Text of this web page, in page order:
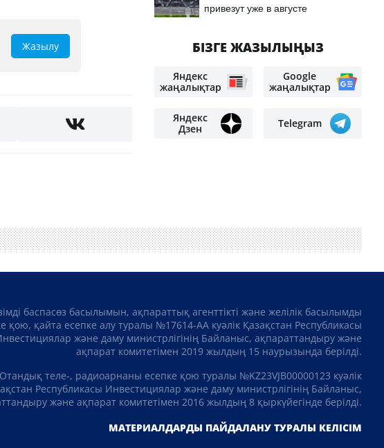
Жазылу
привезут уже в августе
БІЗГЕ ЖАЗЫЛЫҢЫЗ
Яндекс
жаңалықтар
Google
жаңалықтар
Яндекс
Дзен
Telegram
баспасөз басылымын, ақпараттық агенттікті және желілік басылымды
қою, қайта есепке алу туралы №17614-АА куәлік Қазақстан Республикасы
және даму министрлігінің Байланыс, ақпараттандыру және
ақпарат комитетімен 2019 жылдың 15 наурызында берілді.
Отандық теле-, радиоарнаны есепке қою туралы №KZ23VJB00000123 куәлік
Республикасы Инвестициялар және даму министрлігінің Байланыс,
және ақпарат комитетімен 2016 жылдың 8 қыркүйегінде берілді.
МАТЕРИАЛДАРДЫ ПАЙДАЛАНУ ТУРАЛЫ КЕЛІСІМ